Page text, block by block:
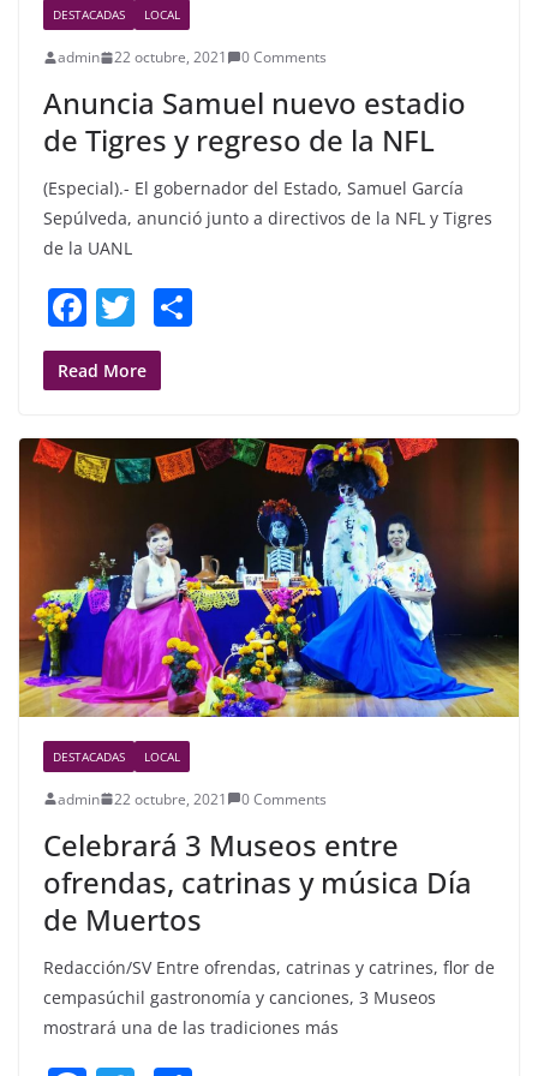
DESTACADAS LOCAL
admin 22 octubre, 2021 0 Comments
Anuncia Samuel nuevo estadio
de Tigres y regreso de la NFL
(Especial).- El gobernador del Estado, Samuel García
Sepúlveda, anunció junto a directivos de la NFL y Tigres
de la UANL
F
a
c
b
o
k
T
w
itt
Read More
DESTACADAS LOCAL
admin 22 octubre, 2021 0 Comments
Celebrará 3 Museos entre
ofrendas, catrinas y música Día
de Muertos
Redacción/SV Entre ofrendas, catrinas y catrines, flor de
cempasúchil gastronomía y canciones, 3 Museos
mostrará una de las tradiciones más